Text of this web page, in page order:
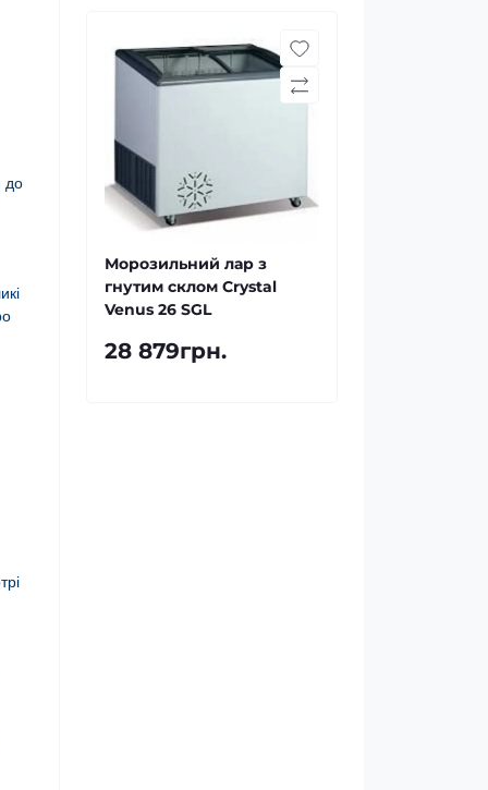
до
Морозильний лар з
гнутим склом Crystal
Venus 26 SGL
28 879грн.